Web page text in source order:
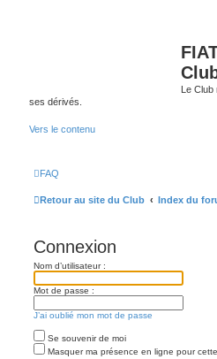
Le Club
ses dérivés.
Vers le contenu
FAQ
Retour au site du Club Index du
Connexion
Nom d’utilisateur :
Mot de passe :
J’ai oublié mon mot de passe
Se souvenir de moi
Masquer ma présence en ligne pour